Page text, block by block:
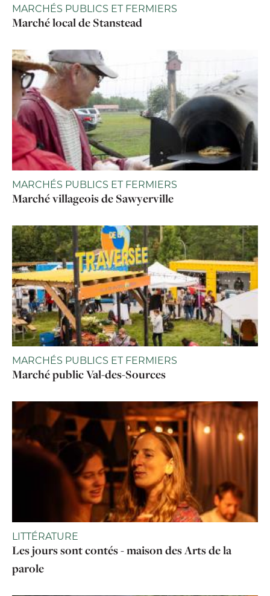
MARCHÉS PUBLICS ET FERMIERS
Marché local de Stanstead
MARCHÉS PUBLICS ET FERMIERS
Marché villageois de Sawyerville
MARCHÉS PUBLICS ET FERMIERS
Marché public Val-des-Sources
LITTÉRATURE
Les jours sont contés - maison des Arts de la
parole